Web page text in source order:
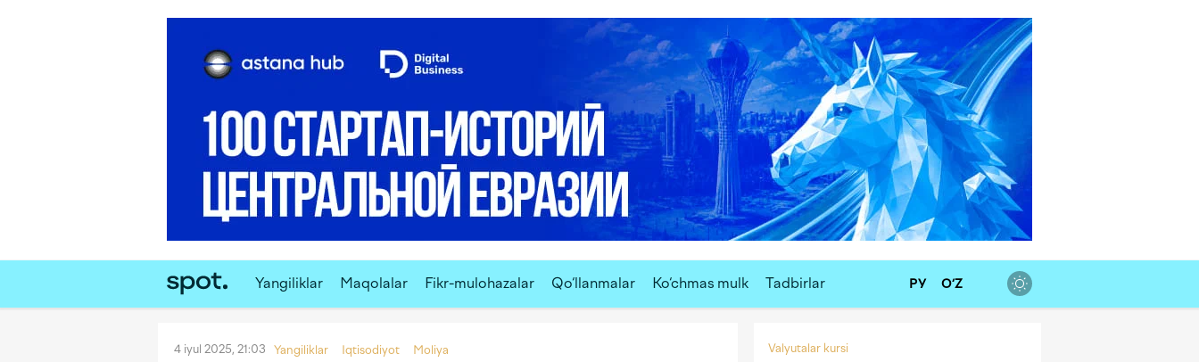
Yangiliklar Maqolalar Fikr-mulohazalar Qo‘llanmalar Ko‘chmas mulk Tadbirlar РУ O‘Z
4 iyul 2025, 21:03 Yangiliklar Iqtisodiyot Moliya Valyutalar kursi